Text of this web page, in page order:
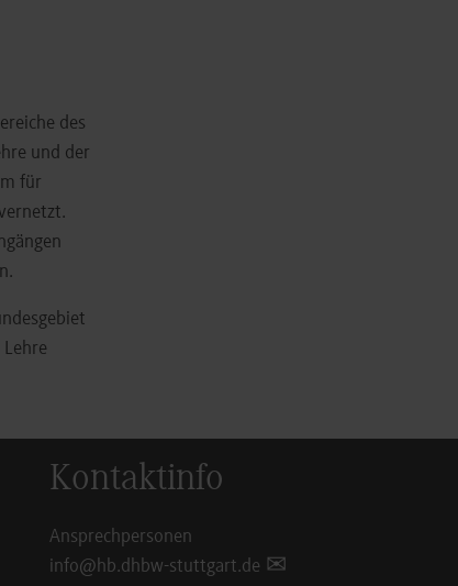
des
und der
für
Kontaktinfo
Ansprechpersonen
info@hb.dhbw-stuttgart.de